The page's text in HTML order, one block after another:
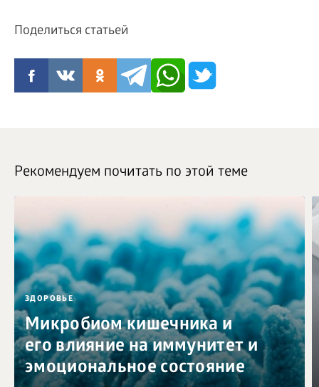
Поделиться статьей
Рекомендуем почитать по этой теме
ЗДОРОВЬЕ
Микробиом кишечника и
его влияние на иммунитет и
эмоциональное состояние